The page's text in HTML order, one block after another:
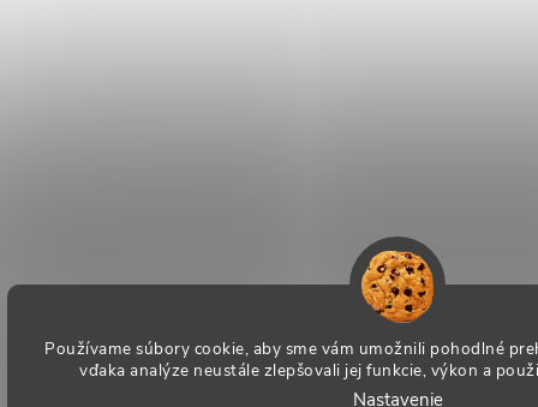
Používame súbory cookie, aby sme vám umožnili pohodlné
vďaka analýze neustále zlepšovali jej funkcie, výkon a
Nastavenie